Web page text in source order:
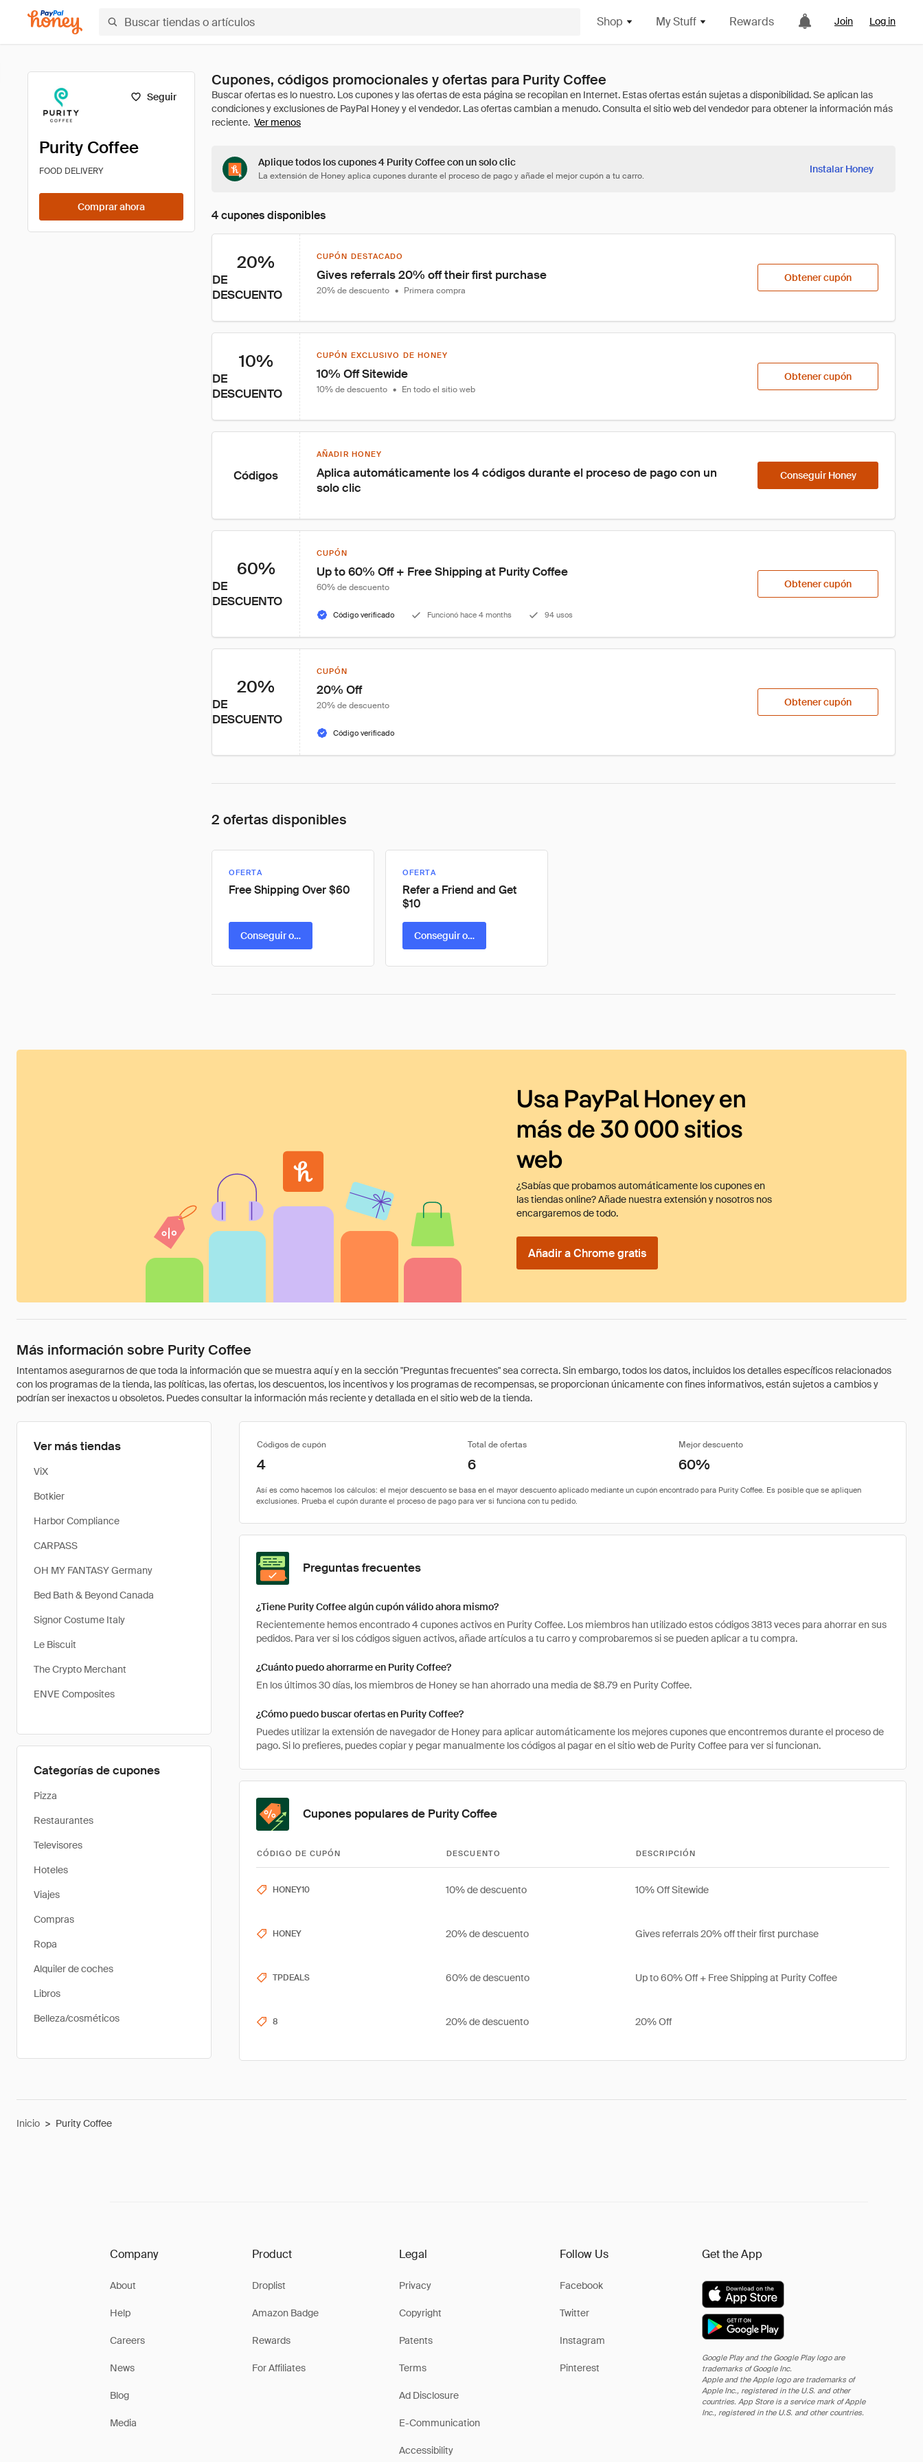
Shop My Stuff Rewards Join Log in
Seguir
Purity Coffee
FOOD DELIVERY
Comprar ahora
Cupones, códigos promocionales y ofertas para Purity Coffee
Ver menos
Aplique todos los cupones 4 Purity Coffee con un solo clic
La extensión de Honey aplica cupones durante el proceso de pago y añade el mejor cupón a tu carro.
Instalar Honey
4 cupones disponibles
20%
DE
DESCUENTO
CUPÓN DESTACADO
Gives referrals 20% off their first purchase
20% de descuento • Primera compra
Obtener cupón
10%
DE
DESCUENTO
CUPÓN EXCLUSIVO DE HONEY
10% Off Sitewide
10% de descuento • En todo el sitio web
Obtener cupón
Códigos
AÑADIR HONEY
Aplica automáticamente los 4 códigos durante el proceso de pago con un
solo clic
Conseguir Honey
60%
DE
DESCUENTO
CUPÓN
Up to 60% Off + Free Shipping at Purity Coffee
60% de descuento
Código verificado Funcionó hace 4 months 94 usos
Obtener cupón
20%
DE
DESCUENTO
CUPÓN
20% Off
20% de descuento
Código verificado
Obtener cupón
2 ofertas disponibles
OFERTA
Free Shipping Over $60
Conseguir oferta
OFERTA
Refer a Friend and Get
$10
Conseguir oferta
Usa PayPal Honey en
más de 30 000 sitios
web
¿Sabías que probamos automáticamente los cupones en
las tiendas online? Añade nuestra extensión y nosotros nos
encargaremos de todo.
Añadir a Chrome gratis
Más información sobre Purity Coffee
Intentamos asegurarnos de que toda la información que se muestra aquí y en la sección "Preguntas frecuentes" sea correcta. Sin embargo, todos los datos, incluidos los detalles específicos relacionados
con los programas de la tienda, las políticas, las ofertas, los descuentos, los incentivos y los programas de recompensas, se proporcionan únicamente con fines informativos, están sujetos a cambios y
podrían ser inexactos u obsoletos. Puedes consultar la información más reciente y detallada en el sitio web de la tienda.
Ver más tiendas
ViX
Botkier
Harbor Compliance
CARPASS
OH MY FANTASY Germany
Bed Bath & Beyond Canada
Signor Costume Italy
Le Biscuit
The Crypto Merchant
ENVE Composites
Categorías de cupones
Pizza
Restaurantes
Televisores
Hoteles
Viajes
Compras
Ropa
Alquiler de coches
Libros
Belleza/cosméticos
Códigos de cupón Total de ofertas Mejor descuento
4 6 60%
Preguntas frecuentes
¿Tiene Purity Coffee algún cupón válido ahora mismo?
Recientemente hemos encontrado 4 cupones activos en Purity Coffee. Los miembros han utilizado estos códigos 3813 veces para ahorrar en sus
pedidos. Para ver si los códigos siguen activos, añade artículos a tu carro y comprobaremos si se pueden aplicar a tu compra.
¿Cuánto puedo ahorrarme en Purity Coffee?
En los últimos 30 días, los miembros de Honey se han ahorrado una media de $8.79 en Purity Coffee.
¿Cómo puedo buscar ofertas en Purity Coffee?
Puedes utilizar la extensión de navegador de Honey para aplicar automáticamente los mejores cupones que encontremos durante el proceso de
pago. Si lo prefieres, puedes copiar y pegar manualmente los códigos al pagar en el sitio web de Purity Coffee para ver si funcionan.
Cupones populares de Purity Coffee
CÓDIGO DE CUPÓN DESCUENTO DESCRIPCIÓN
HONEY10 10% de descuento 10% Off Sitewide
HONEY 20% de descuento Gives referrals 20% off their first purchase
TPDEALS 60% de descuento Up to 60% Off + Free Shipping at Purity Coffee
8 20% de descuento 20% Off
Inicio > Purity Coffee
Company
About
Help
Careers
News
Blog
Media
Product
Droplist
Amazon Badge
Rewards
For Affiliates
Legal
Privacy
Copyright
Patents
Terms
Ad Disclosure
E-Communication
Accessibility
Follow Us
Facebook
Twitter
Instagram
Pinterest
Get the App
Google Play and the Google Play logo are
trademarks of Google Inc.
Apple and the Apple logo are trademarks of
Apple Inc., registered in the U.S. and other
countries. App Store is a service mark of Apple
Inc., registered in the U.S. and other countries.